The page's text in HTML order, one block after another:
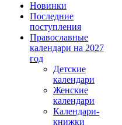
Новинки
Последние
поступления
Православные
календари на 2027
год
Детские
календари
Женские
календари
Календари-
книжки